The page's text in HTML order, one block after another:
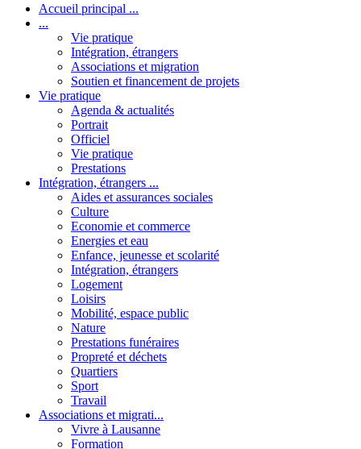
Accueil principal ...
...
Vie pratique
Intégration, étrangers
Associations et migration
Soutien et financement de projets
Vie pratique
Agenda & actualités
Portrait
Officiel
Vie pratique
Prestations
Intégration, étrangers ...
Aides et assurances sociales
Culture
Economie et commerce
Energies et eau
Enfance, jeunesse et scolarité
Intégration, étrangers
Logement
Loisirs
Mobilité, espace public
Nature
Prestations funéraires
Propreté et déchets
Quartiers
Sport
Travail
Associations et migrati...
Vivre à Lausanne
Formation